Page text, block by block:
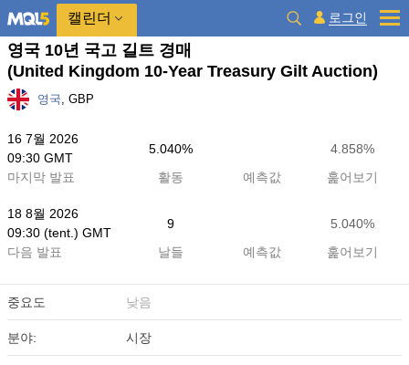
캘린더 로그인
영국 10년 국고 길트 경매
(United Kingdom 10-Year Treasury Gilt Auction)
영국, GBP
16 7월 2026
09:30 GMT
5.040%
4.858%
마지막 발표
활동 예측값 훑어보기
18 8월 2026
09:30 (tent.) GMT
9
5.040%
다음 발표
날들 예측값 훑어보기
중요도 낮음
분야: 시장